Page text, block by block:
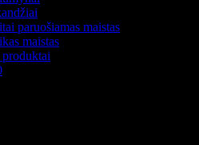
paruošiamas maistas
maistas